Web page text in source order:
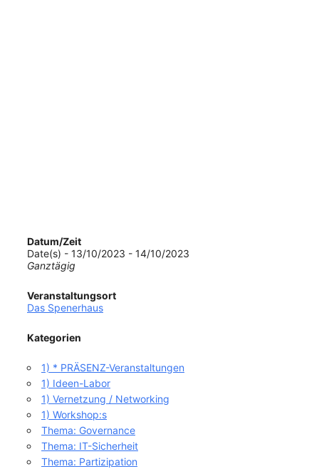
Datum/Zeit
Date(s) - 13/10/2023 - 14/10/2023
Ganztägig
Veranstaltungsort
Das Spenerhaus
Kategorien
1) * PRÄSENZ-Veranstaltungen
1) Ideen-Labor
1) Vernetzung / Networking
1) Workshop:s
Thema: Governance
Thema: IT-Sicherheit
Thema: Partizipation